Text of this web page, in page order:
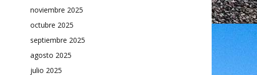
noviembre 2025
octubre 2025
septiembre 2025
agosto 2025
julio 2025